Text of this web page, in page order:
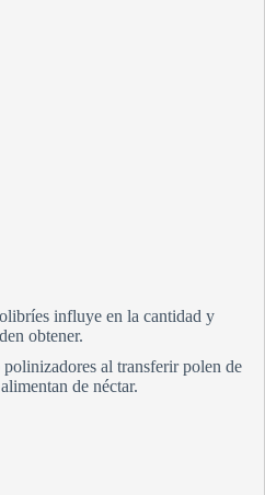
influye en la cantidad y
obtener.
al transferir polen de
de néctar.